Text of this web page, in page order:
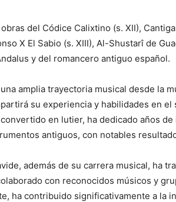
del Códice Calixtino (s. XII),
X El Sabio (s. XIII), Al-Shustarî de
y del romancero antiguo español.
amplia trayectoria musical desde la
su experiencia y habilidades en
en lutier, ha dedicado años
antiguos, con notables
además de su carrera musical, ha
con reconocidos músicos y
ha contribuido significativamente a la